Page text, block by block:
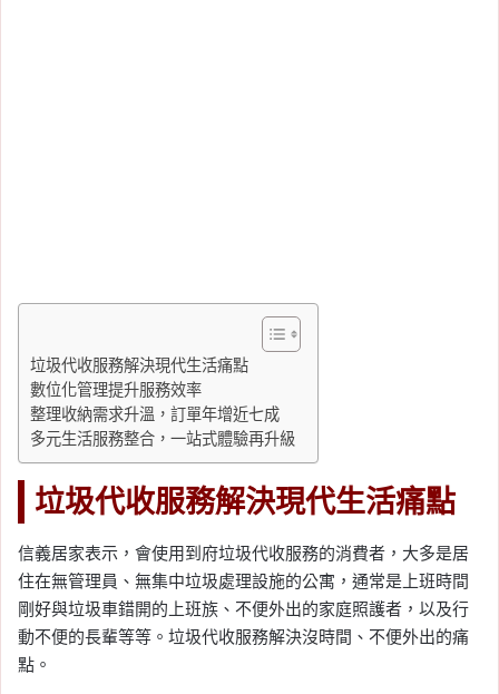
垃圾代收服務解決現代生活痛點
數位化管理提升服務效率
整理收納需求升溫，訂單年增近七成
多元生活服務整合，一站式體驗再升級
垃圾代收服務解決現代生活痛點
信義居家表示，會使用到府垃圾代收服務的消費者，大多是居
住在無管理員、無集中垃圾處理設施的公寓，通常是上班時間
剛好與垃圾車錯開的上班族、不便外出的家庭照護者，以及行
動不便的長輩等等。垃圾代收服務解決沒時間、不便外出的痛
點。